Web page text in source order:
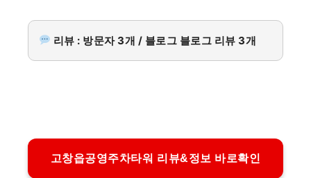
리뷰 : 방문자 3개 / 블로그 블로그 리뷰 3개
고창읍공영주차타워 리뷰&정보 바로확인